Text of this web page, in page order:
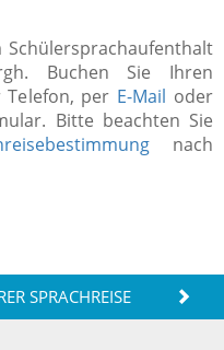
Buchen Sie Ihren
per E-Mail oder
Bitte beachten Sie
nach
SPRACHREISE